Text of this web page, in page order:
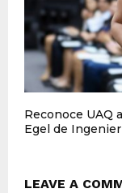
Reconoce UAQ
Egel de
LEAVE A